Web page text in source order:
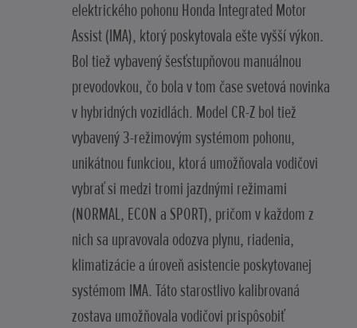
elektrického pohonu Honda Integrated Motor
Assist (IMA), ktorý poskytovala ešte vyšší výkon.
Bol tiež vybavený šesťstupňovou manuálnou
prevodovkou, čo bola v tom čase svetová novinka
v hybridných vozidlách. Model CR-Z bol tiež
vybavený 3-režimovým systémom pohonu,
unikátnou funkciou, ktorá umožňovala vodičovi
vybrať si medzi tromi jazdnými režimami
(NORMAL, ECON a SPORT), pričom v každom z
nich sa upravovala odozva plynu, riadenia,
klimatizácie a úroveň asistencie poskytovanej
systémom IMA. Táto starostlivo kalibrovaná
zostava umožňovala vodičovi prispôsobiť